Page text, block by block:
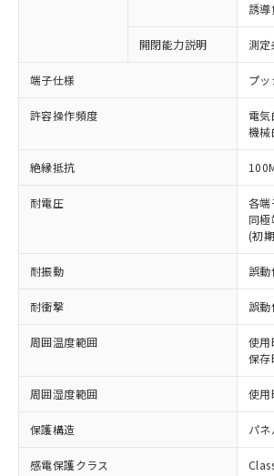
誘
開閉能力説明 測
端子仕様 プ
許容操作頻度
電
機
絶縁抵抗
耐電圧
各
同
(初
耐振動 誤
耐衝撃 誤
周囲温度範囲
使
保
周囲湿度範囲 使用
保護構造 パ
感電保護クラス
以下の条件をお読みいただき、
本サービスは、当社制御機
商品の当社在庫状況および
(税抜)を提供させていただ
当社制御機器事業取扱商品
本サービスの対象外となる
ことをご了承ください。
在庫状況および標準価格照
記載している更新日時点で
タに基づき作成されるもの
覧された時点での実際の在
準価格とは異なる場合があ
正式な納期状況および標準
様のお取引先、またはお客
ムロン制御機器販売店・当
オムロン制御機器販売店や
販売ネットワーク
ください。
対応予定なし：EU RoHS指令（
非含有に非対応の商品で、対応
調査・確認中：EU RoHS指令（
非含有の対応状況を調査中または
商品です。
害物質有無と関係のない商品です
仕入先様の事情により、非含有
いたものが、含有品と判明した
むを得ず変更することがありま
鉛(Pb) 1000ppm以下、 水銀(Hg)
六価クロム(Cr(Ⅵ)) 1000ppm以下、ポリ臭
類(PBB) 1000ppm以下、ポリ臭化ジフェ
(PBDE) 1000ppm以下、フタル酸ビス(2-
ル) (DEHP)(別名：DOP) 1000ppm以下、
ルベンジル（BBP） 1000ppm以下、フタ
（DBP） 1000ppm以下、フタル酸ジイ
但し、RoHS指令で産業用監視および制御
フタル酸エステル類の４物質については閾
図的な使用がないことを確認しています。
「○」：最大均質材料含有率が
基準値以下であることを示します
「×」：最大均質材料含有率が中
基準値を超えていることを示し
「－」：未確認です。当社販売
*中国RoHS10物質の基準値 (GB/T26572)：
Pb(鉛) :1000ppm、 Hg(水銀) : 1000ppm
Cr(Ⅵ)(六価クロム) : 1000ppm、 PBBs(ポ
ニル類) : 1000ppm、 PBDEs(ポリ臭化ジ
ル類) : 1000ppm、
DBP(フタル酸ジブチル) : 1000ppm、
DEHP(フタル酸ビス(2-エチルヘキシル)) :
当社は、これら貴社製品の
為替および外国貿易法に定
（以下｢規制貨物等」という
または国外への提供する場
国政府の輸出許可(または
可)を取得するなどの必要
当社は規制貨物を破棄する
全に破砕するなど、違法に
いよう必要な手段を講じま
当社は貴社製品を、核兵器
ル、化学兵器、生物兵器ま
武器並びにこれらの製造装
当社は、貴社製品を第三者
一定数以上の在庫あり
一定数には満たないが
在庫なし(最新の在庫
いては、お客様のお取
たはお客様担当のオム